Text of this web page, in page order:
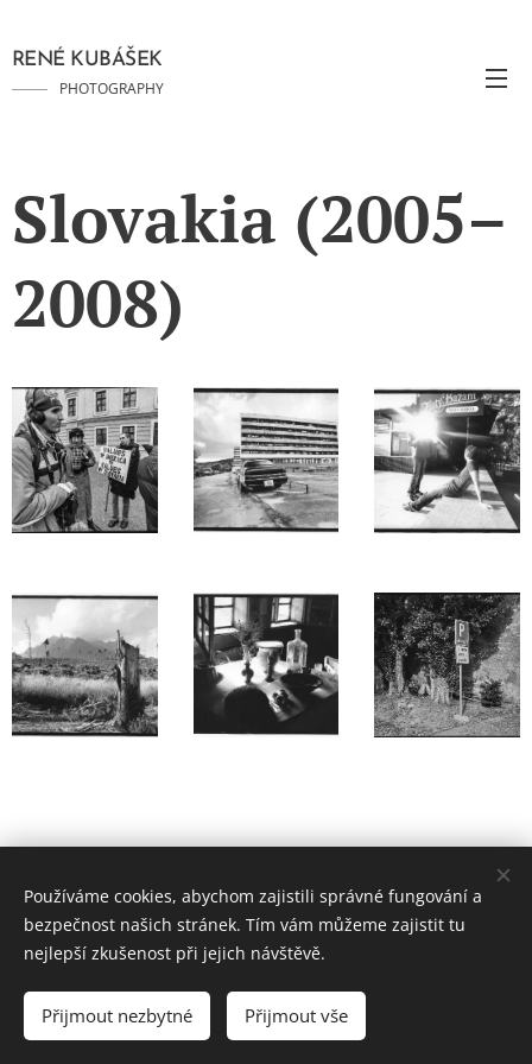
RENÉ KUBÁŠEK
PHOTOGRAPHY
Slovakia (2005–
2008)
© 2023 René Kubášek | Photographer | Prague | Czech
Republic | rene.kubasek@gmail.com
Vytvořeno službou Webnode
Používáme cookies, abychom zajistili správné fungování a
bezpečnost našich stránek. Tím vám můžeme zajistit tu
nejlepší zkušenost při jejich návštěvě.
Přijmout nezbytné Přijmout vše